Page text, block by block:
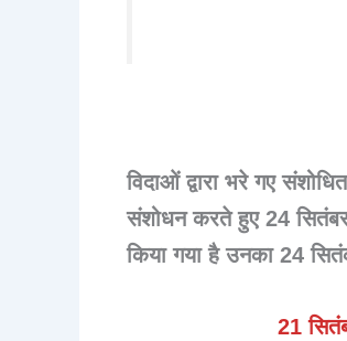
विदाओं द्वारा भरे गए
संशोधन करते हुए 24
किया गया है उनका 24
21